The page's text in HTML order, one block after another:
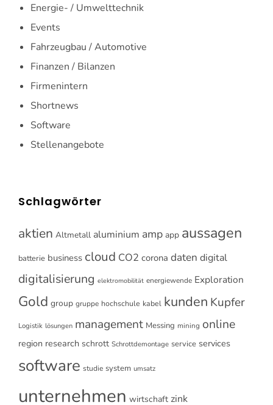
Energie- / Umwelttechnik
Events
Fahrzeugbau / Automotive
Finanzen / Bilanzen
Firmenintern
Shortnews
Software
Stellenangebote
Schlagwörter
aktien Altmetall aluminium amp app aussagen
batterie business cloud CO2 corona daten digital
digitalisierung elektromobilität energiewende Exploration
Gold group gruppe hochschule kabel kunden Kupfer
Logistik lösungen management Messing mining online
region research schrott Schrottdemontage service services
software studie system umsatz
unternehmen wirtschaft zink